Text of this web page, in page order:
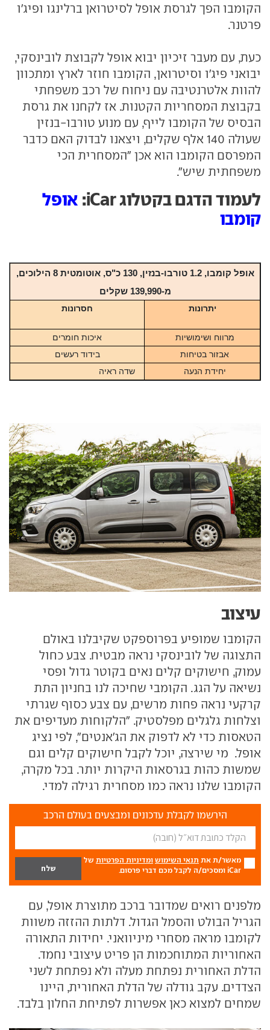
הקומבו הפך לגרסת אופל לסיטרואן ברלינגו ופיג'ו
פרטנר.
כעת, עם מעבר זיכיון יבוא אופל לקבוצת לובינסקי,
יבואני פיג'ו וסיטרואן, הקומבו חוזר לארץ ומתכוון
להוות אלטרנטיבה עם ניחוח של רכב משפחתי
בקבוצת המסחריות הקטנות. אז לקחנו את גרסת
הבסיס של הקומבו לייף, עם מנוע טורבו-בנזין
שעולה 140 אלף שקלים, ויצאנו לבדוק האם כדבר
המפרסם הקומבו הוא אכן "המסחרית הכי
משפחתית שיש".
לעמוד הדגם בקטלוג iCar:
אופל
קומבו
אופל קומבו, 1.2 טורבו-בנזין, 130 כ"ס, אוטומטית 8 הילוכים,
מ-139,990 שקלים
יתרונות
חסרונות
מרווח ושימושיות
איכות חומרים
אבזור בטיחות
בידוד רעשים
יחידת הנעה
שדה ראיה
עיצוב
הקומבו שמופיע בפרוספקט שקיבלנו באולם
התצוגה של לובינסקי נראה מבטיח. צבע כחול
עמוק, חישוקים קלים נאים בקוטר גדול ופסי
נשיאה על הגג. הקומבי שחיכה לנו בחניון התת
קרקעי נראה פחות מרשים, עם צבע כסוף שגרתי
וצלחות גלגלים מפלסטיק. "הלקוחות מעדיפים את
הטאסות כדי לא לדפוק את הג'אנטים", לפי נציג
אופל. מי שירצה, יוכל לקבל חישוקים קלים וגם
שמשות כהות בגרסאות היקרות יותר. בכל מקרה,
הקומבו שלנו נראה כמו מסחרית רגילה למדי.
הירשמו לקבלת עדכונים ומבצעים בעולם הרכב
מאשר/ת את תנאי השימוש ומדיניות הפרטיות של
iCar ומסכים/ה לקבל מכם דברי פרסום.
מלפנים רואים שמדובר ברכב מתוצרת אופל, עם
הגריל הבולט והסמל הגדול. דלתות ההזזה משוות
לקומבו מראה מסחרי מיניוואני. יחידות התאורה
האחוריות המתוחכמות הן פריט עיצובי נחמד.
הדלת האחורית נפתחת מעלה ולא נפתחת לשני
הצדדים. עקב גודלה של הדלת האחורית, היינו
שמחים למצוא כאן אפשרות לפתיחת החלון בלבד.